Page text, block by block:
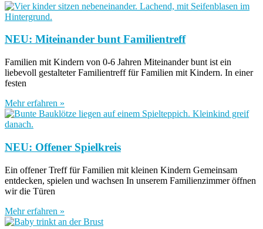
NEU: Miteinander bunt Familientreff
Familien mit Kindern von 0-6 Jahren Miteinander bunt ist ein
liebevoll gestalteter Familientreff für Familien mit Kindern. In einer
festen
Mehr erfahren »
NEU: Offener Spielkreis
Ein offener Treff für Familien mit kleinen Kindern Gemeinsam
entdecken, spielen und wachsen In unserem Familienzimmer öffnen
wir die Türen
Mehr erfahren »